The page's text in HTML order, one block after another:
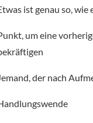
ist genau so, wie
um eine
der nach